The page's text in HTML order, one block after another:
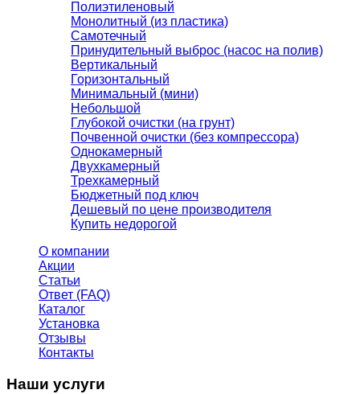
Полиэтиленовый
Монолитный (из пластика)
Самотечный
Принудительный выброс (насос на полив)
Вертикальный
Горизонтальный
Минимальный (мини)
Небольшой
Глубокой очистки (на грунт)
Почвенной очистки (без компрессора)
Однокамерный
Двухкамерный
Трехкамерный
Бюджетный под ключ
Дешевый по цене производителя
Купить недорогой
О компании
Акции
Статьи
Ответ (FAQ)
Каталог
Установка
Отзывы
Контакты
Наши услуги